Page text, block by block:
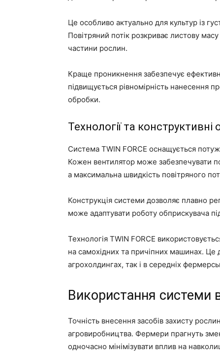
Це особливо актуально для культур із
Повітряний потік розкриває листову
частини рослин.
Краще проникнення забезпечує
підвищується рівномірність нанесення
обробки.
Технології та конструктивні
Система TWIN FORCE оснащується
Кожен вентилятор може забезпечувати
а максимальна швидкість повітряного
Конструкція системи дозволяє плавно
може адаптувати роботу обприскувача
Технологія TWIN FORCE
на самохідних та причіпних машинах. Це
агрохолдингах, так і в середніх
Використання системи
Точність внесення засобів захисту
агровиробництва. Фермери прагнуть
одночасно мінімізувати вплив на